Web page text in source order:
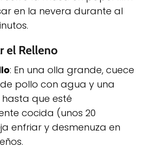
en la nevera durante al
el Relleno
: En una olla grande, cuece
pollo con agua y una
que esté
cocida (unos 20
enfriar y desmenuza en